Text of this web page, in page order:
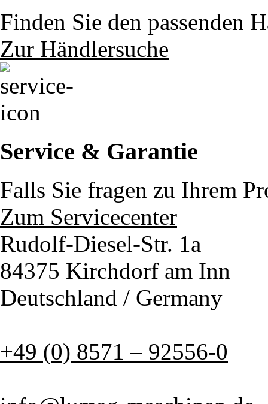
Finden Sie den passenden
Zur Händlersuche
Service & Garantie
Falls Sie fragen zu Ihrem
Zum Servicecenter
Rudolf-Diesel-Str. 1a
84375 Kirchdorf am Inn
Deutschland / Germany
+49 (0) 8571 – 92556-0